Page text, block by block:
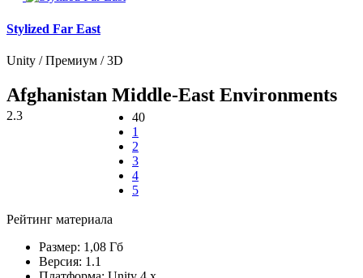
Stylized Far East
Unity / Премиум / 3D
Afghanistan Middle-East Environments
2.3
40
1
2
3
4
5
Рейтинг материала
Размер: 1,08 Гб
Версия: 1.1